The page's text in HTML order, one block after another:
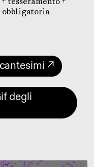
obbligatoria
↗
degli